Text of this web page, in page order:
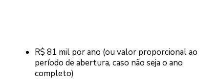
R$ 81 mil por ano (ou valor proporcional ao
período de abertura, caso não seja o ano
completo)